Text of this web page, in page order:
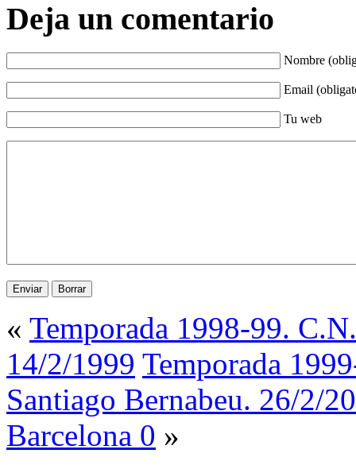
Deja un comentario
Nombre
Email
Tu web
« Temporada 1998-99.
14/2/1999 Temporada
Santiago Bernabeu. 26/2/
Barcelona 0 »